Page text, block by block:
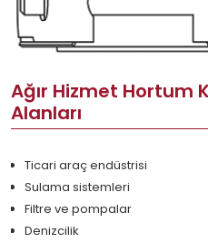
Ağır Hizmet Hortum
Alanları
Ticari araç endüstrisi
Sulama sistemleri
Filtre ve pompalar
Denizcilik